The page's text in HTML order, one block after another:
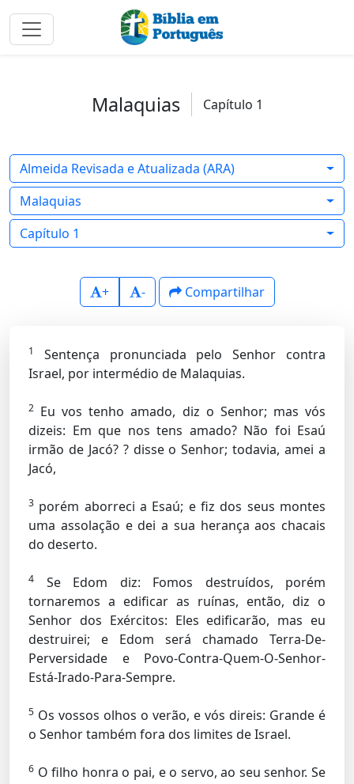
Malaquias Capítulo 1
Almeida Revisada e Atualizada (ARA)
Malaquias
Capítulo 1
+ - Compartilhar
1
Sentença pronunciada pelo Senhor contra
Israel, por intermédio de Malaquias.
2 Eu vos tenho amado, diz o Senhor; mas vós
dizeis: Em que nos tens amado? Não foi Esaú
irmão de Jacó? ? disse o Senhor; todavia, amei a
Jacó,
3 porém aborreci a Esaú; e fiz dos seus montes
uma assolação e dei a sua herança aos chacais
do deserto.
4
Se Edom diz: Fomos destruídos, porém
tornaremos a edificar as ruínas, então, diz o
Senhor dos Exércitos: Eles edificarão, mas eu
destruirei; e Edom será chamado Terra-De-
Perversidade e Povo-Contra-Quem-O-Senhor-
Está-Irado-Para-Sempre.
5 Os vossos olhos o verão, e vós direis: Grande é
o Senhor também fora dos limites de Israel.
6 O filho honra o pai, e o servo, ao seu senhor. Se